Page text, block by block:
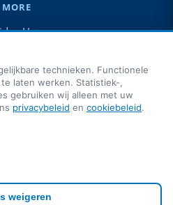
MORE
Home
Sale
Blog
technieken. Functionele
laten werken. Statistiek-,
gebruiken wij alleen met uw
privacybeleid en cookiebeleid.
weigeren